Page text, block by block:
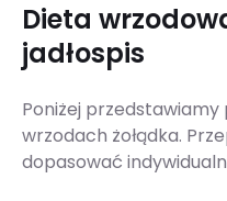
Dieta
jadłospis
Poniżej
wrzodach żołądka.
dopasować